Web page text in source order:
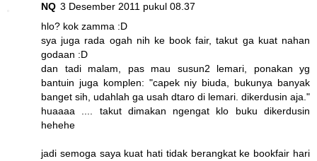
NQ 3 Desember 2011 pukul 08.37
hlo? kok zamma :D
sya juga rada ogah nih ke book fair, takut ga kuat nahan
godaan :D
dan tadi malam, pas mau susun2 lemari, ponakan yg
bantuin juga komplen: "capek niy biuda, bukunya banyak
banget sih, udahlah ga usah dtaro di lemari. dikerdusin aja."
huaaaa .... takut dimakan ngengat klo buku dikerdusin
hehehe
jadi semoga saya kuat hati tidak berangkat ke bookfair hari